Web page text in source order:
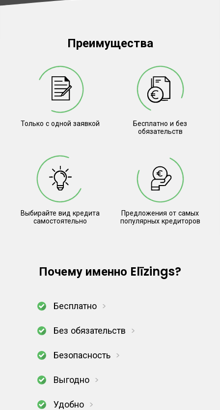
Преимущества
Только с одной заявкой
Бесплатно и без
обязательств
Выбирайте вид кредита
самостоятельно
Предложения от самых
популярных кредиторов
Почему именно Elīzings?
Бесплатно
Без обязательств
Безопасность
Выгодно
Удобно